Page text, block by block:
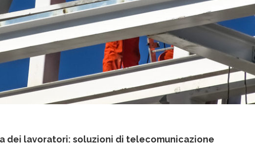
dei lavoratori: soluzioni di telecomunicazione